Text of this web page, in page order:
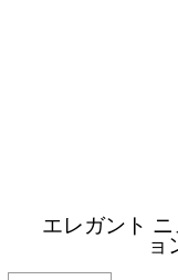
エレガント
ョ